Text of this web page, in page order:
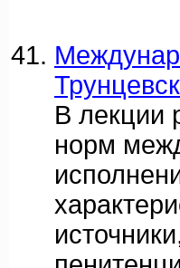
В лекции
норм